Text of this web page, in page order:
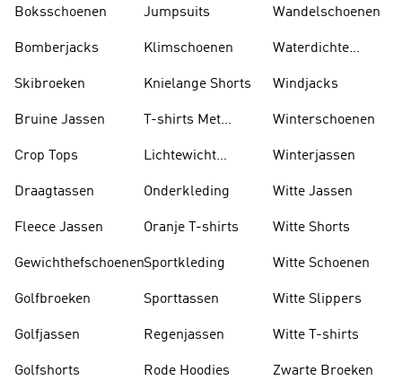
Boksschoenen
Bomberjacks
Skibroeken
Bruine Jassen
Crop Tops
Draagtassen
Fleece Jassen
Gewichthefschoenen
Golfbroeken
Golfjassen
Golfshorts
Jumpsuits
Klimschoenen
Knielange Shorts
T-shirts Met
Lichtewicht
Onderkleding
Oranje T-shirts
Sportkleding
Sporttassen
Regenjassen
Rode Hoodies
Wandelschoenen
Waterdichte
Windjacks
Winterschoenen
Winterjassen
Witte Jassen
Witte Shorts
Witte Schoenen
Witte Slippers
Witte T-shirts
Zwarte Broeken